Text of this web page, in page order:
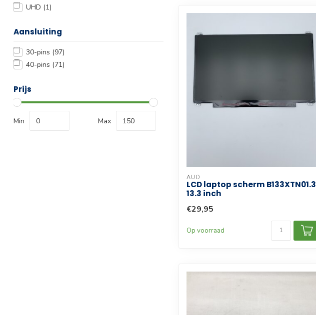
UHD (1)
Aansluiting
30-pins (97)
40-pins (71)
Prijs
Min Max
AUO
LCD laptop scherm B133XTN01.3
13.3 inch
€29,95
Op voorraad